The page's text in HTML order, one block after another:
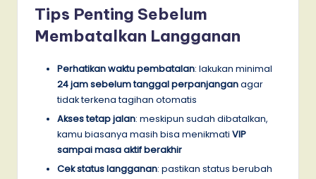
Tips Penting Sebelum
Membatalkan Langganan
Perhatikan waktu pembatalan: lakukan minimal
24 jam sebelum tanggal perpanjanganagar
tidak terkena tagihan otomatis
Akses tetap jalan: meskipun sudah dibatalkan,
kamu biasanya masih bisa menikmati VIP
sampai masa aktif berakhir
Cek status langganan: pastikan status berubah